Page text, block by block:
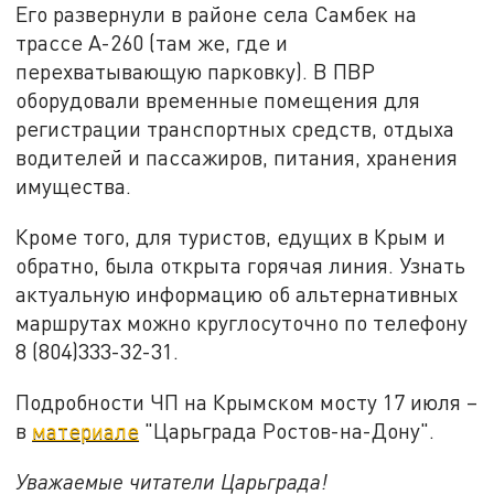
Его развернули в районе села Самбек на
трассе А-260 (там же, где и
перехватывающую парковку). В ПВР
оборудовали временные помещения для
регистрации транспортных средств, отдыха
водителей и пассажиров, питания, хранения
имущества.
Кроме того, для туристов, едущих в Крым и
обратно, была открыта горячая линия. Узнать
актуальную информацию об альтернативных
маршрутах можно круглосуточно по телефону
8 (804)333-32-31.
Подробности ЧП на Крымском мосту 17 июля –
в материале "Царьграда Ростов-на-Дону".
Уважаемые читатели Царьграда!